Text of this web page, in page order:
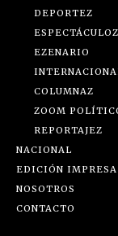
DEPORTEZ
ESPECTÁCULOZ
EZENARIO
COLUMNAZ
ZOOM
REPORTAJEZ
NACIONAL
EDICIÓN IMPRESA
NOSOTROS
CONTACTO